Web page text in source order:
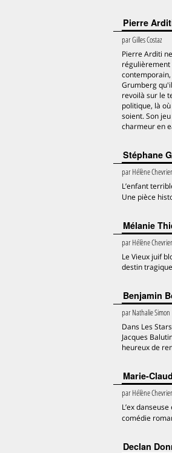
Pierre
parGilles Costaz
Pierre Arditi
régulièrement
contemporain,
Grumberg
revoilà sur le
politique, là
soient. Son
charmeur en
Stéphane
parHélène Chevrier
L’enfant
Une pièce
Mélanie
parHélène Chevrier
Le Vieux juif
destin
Benjamin
parNathalie Simon
Dans Les
Jacques
heureux de
Marie-
parHélène Chevrier
L’ex
comédie
Declan